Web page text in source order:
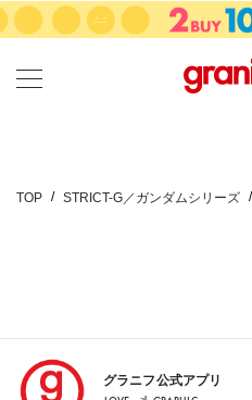
カテゴリーから探す
KIDS
カテゴリ
サイズ
TOP STRICT-G／ガンダムシリーズ
グラニフ公式アプリ